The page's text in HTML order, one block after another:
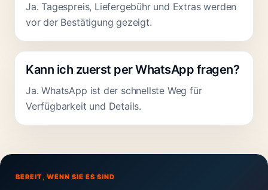
Ja. Tagespreis, Liefergebühr und Extras werden
vor der Bestätigung gezeigt.
Kann ich zuerst per WhatsApp fragen?
Ja. WhatsApp ist der schnellste Weg für
Verfügbarkeit und Details.
BEREIT, WENN SIE ES SIND